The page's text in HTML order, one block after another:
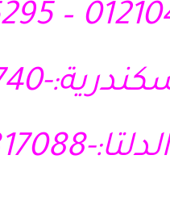
01016002740
الدلتا:-01284817088